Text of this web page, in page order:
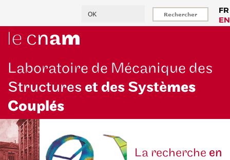
principal
FR
EN
Laboratoire de Mécanique des
Structures et des Systèmes
Couplés
La recherche en